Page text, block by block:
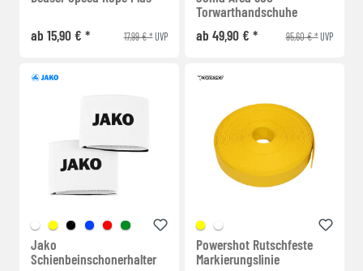
ab 15,90 € * 17,99 € *UVP
Torwarthandschuhe
ab 49,90 € *
95,60 € *UVP
Jako
Schienbeinschonerhalter
Powershot Rutschfeste
Markierungslinie